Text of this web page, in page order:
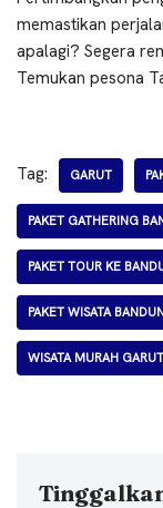
memastikan
apalagi? Segera
Temukan pesona
Tag: GARUT
PAKET GATHERING
PAKET TOUR KE
PAKET WISATA
WISATA MURAH GARUT